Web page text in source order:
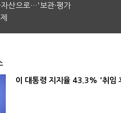
자산으로…'보관·평가
이 대통령 지지율 43.3% '취임